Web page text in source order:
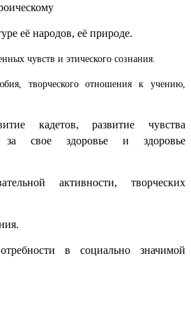
её народов, её природе.
чувств и этического сознания.
творческого отношения к учению,
кадетов, развитие чувства
за свое здоровье и здоровье
активности, творческих
в социально значимой